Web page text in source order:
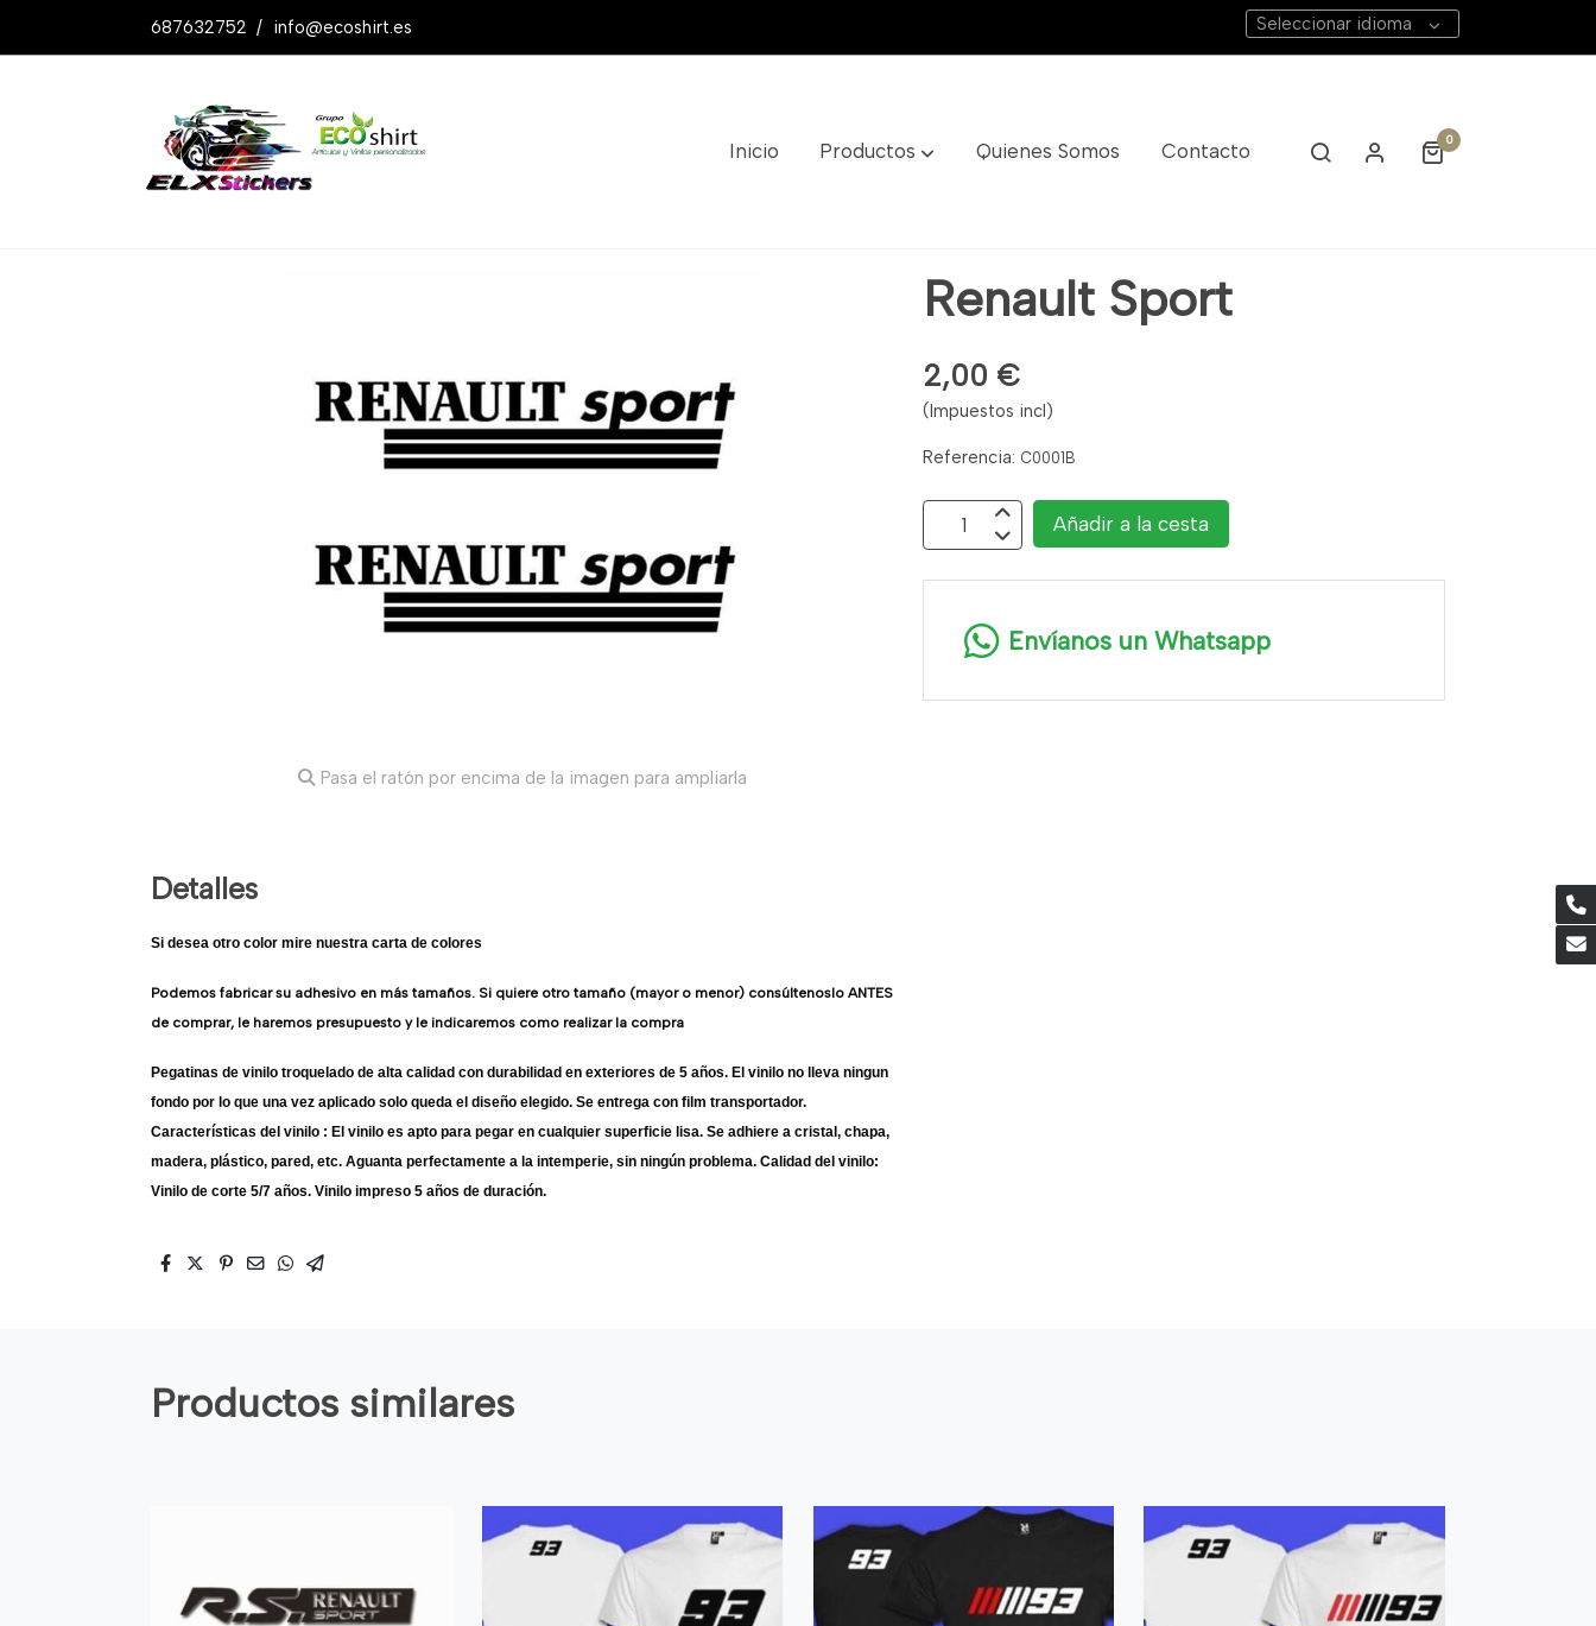
687632752 / info@ecoshirt.es Seleccionar idioma
Inicio Productos Quienes Somos Contacto 0
Productos Renault Sport
Pasa el ratón por encima de la imagen para ampliarla
Detalles
Si desea otro color mire nuestra carta de colores
Podemos fabricar su adhesivo en más tamaños. Si quiere otro tamaño (mayor o menor) consúltenoslo ANTES
de comprar, le haremos presupuesto y le indicaremos como realizar la compra
Pegatinas de vinilo troquelado de alta calidad con durabilidad en exteriores de 5 años. El vinilo no lleva ningun
fondo por lo que una vez aplicado solo queda el diseño elegido. Se entrega con film transportador.
Características del vinilo : El vinilo es apto para pegar en cualquier superficie lisa. Se adhiere a cristal, chapa,
madera, plástico, pared, etc. Aguanta perfectamente a la intemperie, sin ningún problema. Calidad del vinilo:
Vinilo de corte 5/7 años. Vinilo impreso 5 años de duración.
Renault Sport
2,00 €
(Impuestos incl)
Referencia: C0001B
Añadir a la cesta
Envíanos un Whatsapp
Productos similares